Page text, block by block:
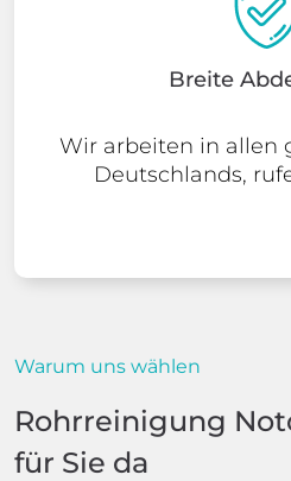
Breite
Wir arbeiten in allen
Deutschlands,
Warum uns wählen
Rohrreinigung
für Sie da